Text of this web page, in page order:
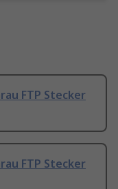
FTP Stecker
FTP Stecker